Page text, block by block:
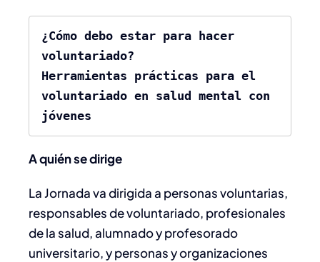
¿Cómo debo estar para hacer
voluntariado?
Herramientas prácticas para el
voluntariado en salud mental con
jóvenes
A quién se dirige
La Jornada va dirigida a personas voluntarias,
responsables de voluntariado, profesionales
de la salud, alumnado y profesorado
universitario, y personas y organizaciones